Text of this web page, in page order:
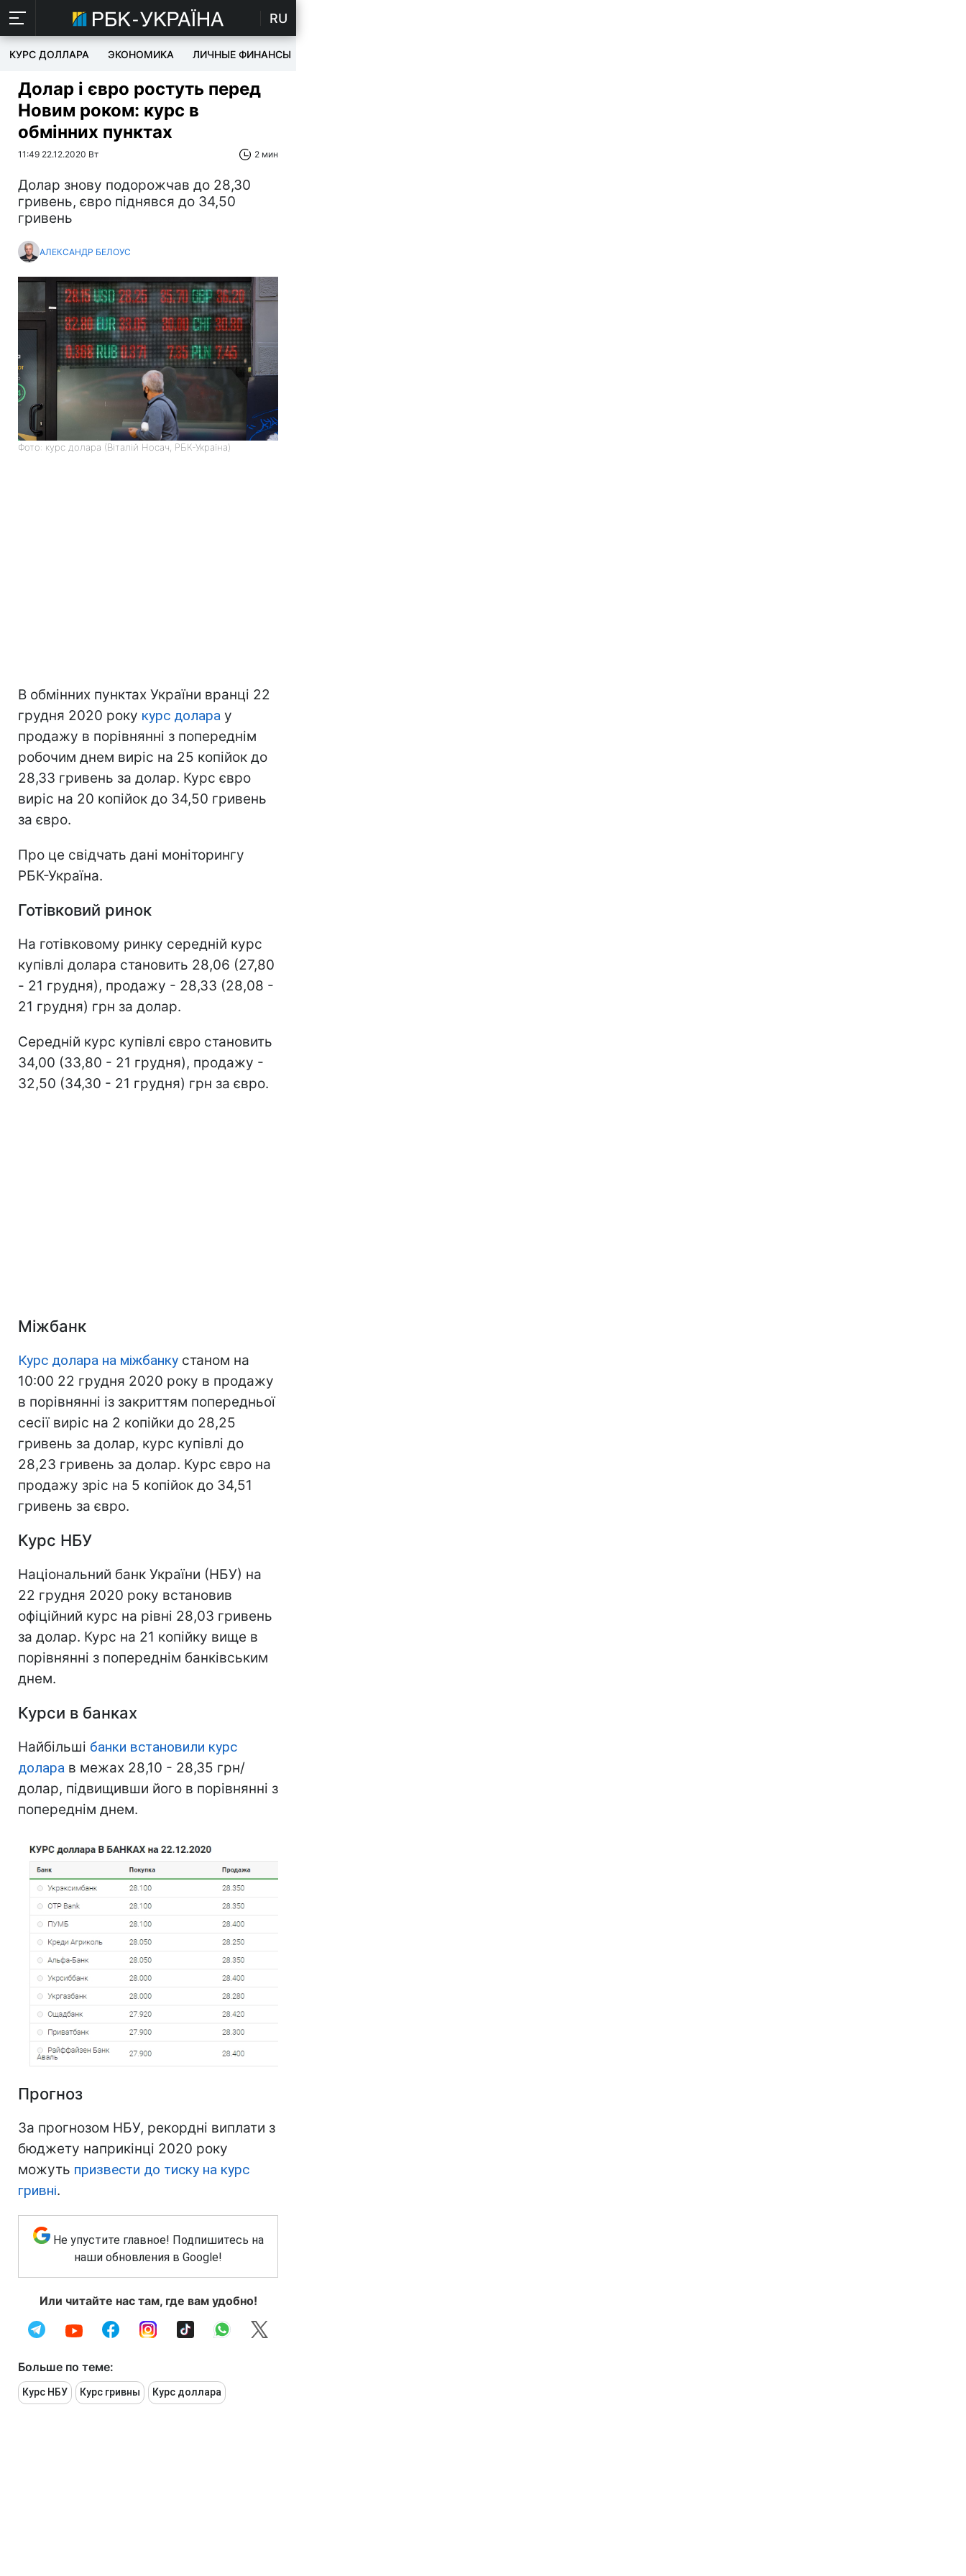
RU
КУРС ДОЛЛАРА ЭКОНОМИКА ЛИЧНЫЕ ФИНАНСЫ
Долар і євро ростуть перед
Новим роком: курс в
обмінних пунктах
11:49 22.12.2020 Вт 2 мин
Долар знову подорожчав до 28,30
гривень, євро піднявся до 34,50
гривень
АЛЕКСАНДР БЕЛОУС
Фото: курс долара (Віталій Носач, РБК-Україна)
В обмінних пунктах України вранці 22
грудня 2020 року курс долара у
продажу в порівнянні з попереднім
робочим днем виріс на 25 копійок до
28,33 гривень за долар. Курс євро
виріс на 20 копійок до 34,50 гривень
за євро.
Про це свідчать дані моніторингу
РБК-Україна.
Готівковий ринок
На готівковому ринку середній курс
купівлі долара становить 28,06 (27,80
- 21 грудня), продажу - 28,33 (28,08 -
21 грудня) грн за долар.
Середній курс купівлі євро становить
34,00 (33,80 - 21 грудня), продажу -
32,50 (34,30 - 21 грудня) грн за євро.
Міжбанк
Курс долара на міжбанку станом на
10:00 22 грудня 2020 року в продажу
в порівнянні із закриттям попередньої
сесії виріс на 2 копійки до 28,25
гривень за долар, курс купівлі до
28,23 гривень за долар. Курс євро на
продажу зріс на 5 копійок до 34,51
гривень за євро.
Курс НБУ
Національний банк України (НБУ) на
22 грудня 2020 року встановив
офіційний курс на рівні 28,03 гривень
за долар. Курс на 21 копійку вище в
порівнянні з попереднім банківським
днем.
Курси в банках
Найбільші банки встановили курс
долара в межах 28,10 - 28,35 грн/
долар, підвищивши його в порівнянні з
попереднім днем.
Прогноз
За прогнозом НБУ, рекордні виплати з
бюджету наприкінці 2020 року
можуть призвести до тиску на курс
гривні.
Не упустите главное! Подпишитесь на
наши обновления в Google!
Или читайте нас там, где вам удобно!
Больше по теме:
Курс НБУ Курс гривны Курс доллара